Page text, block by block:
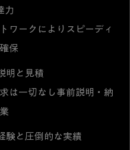
力
ワークによりスピーディ
保
明と見積
は一切なし事前説明・納
験と圧倒的な実績